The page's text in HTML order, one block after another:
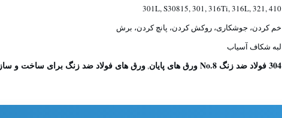
301L, S30815, 301, 316Ti, 316L, 321, 410
خم کردن، جوشکاری، روکش کردن، پانچ کردن، برش
لبه شکاف آسیاب
304 فولاد ضد زنگ No.8 ورق های پایان ,ورق های فولاد ضد زنگ برای ساخت و ساز